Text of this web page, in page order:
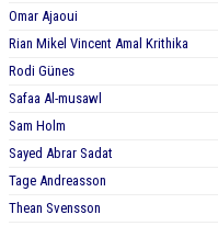
Omar Ajaoui
Rian Mikel Vincent Amal Krithika
Rodi Günes
Safaa Al-musawl
Sam Holm
Sayed Abrar Sadat
Tage Andreasson
Thean Svensson